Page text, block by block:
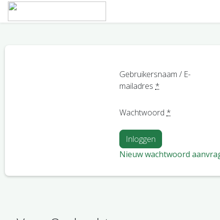
Gebruikersnaam / E-
mailadres *
Wachtwoord *
Nieuw wachtwoord